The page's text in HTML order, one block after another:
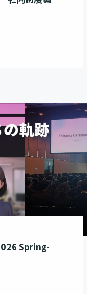
Spring-